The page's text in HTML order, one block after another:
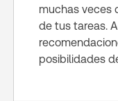
muchas veces
de tus tareas.
posibilidades